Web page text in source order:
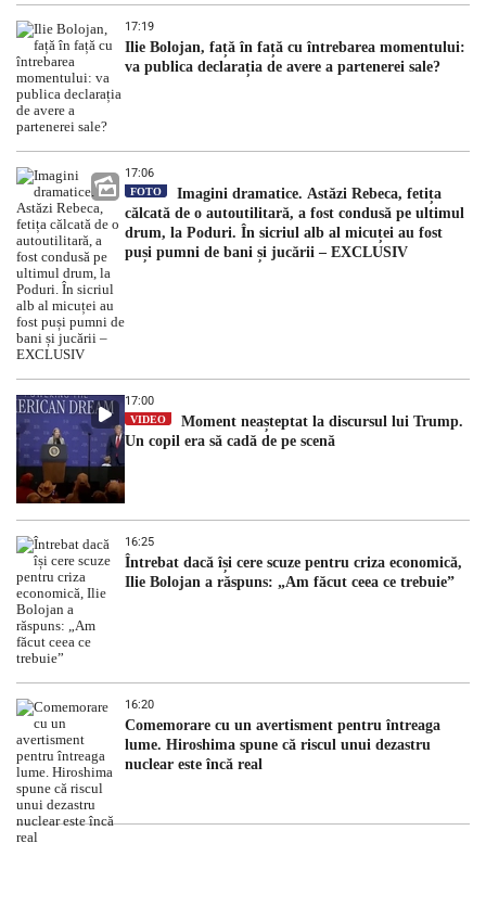
17:19
Ilie Bolojan, față în față cu întrebarea momentului:
va publica declarația de avere a partenerei sale?
17:06
FOTO
Imagini dramatice. Astăzi Rebeca, fetița
călcată de o autoutilitară, a fost condusă pe ultimul
drum, la Poduri. În sicriul alb al micuței au fost
puși pumni de bani și jucării – EXCLUSIV
17:00
VIDEO
Moment neașteptat la discursul lui Trump.
Un copil era să cadă de pe scenă
16:25
Întrebat dacă își cere scuze pentru criza economică,
Ilie Bolojan a răspuns: „Am făcut ceea ce trebuie”
16:20
Comemorare cu un avertisment pentru întreaga
lume. Hiroshima spune că riscul unui dezastru
nuclear este încă real